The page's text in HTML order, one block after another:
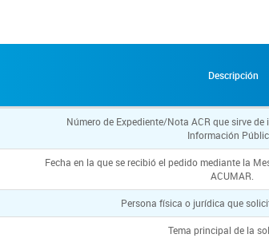
Descripción
Número de Expediente/Nota ACR que sirve
Información
Fecha en la que se recibió el pedido mediante la
ACUMAR.
Persona física o jurídica que
Tema principal de la